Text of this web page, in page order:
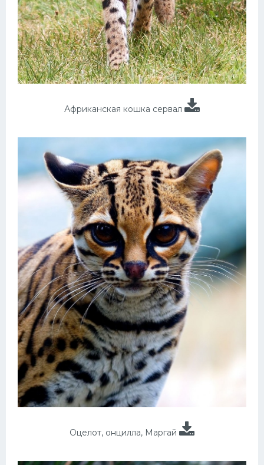
Африканская кошка сервал
Оцелот, онцилла, Маргай